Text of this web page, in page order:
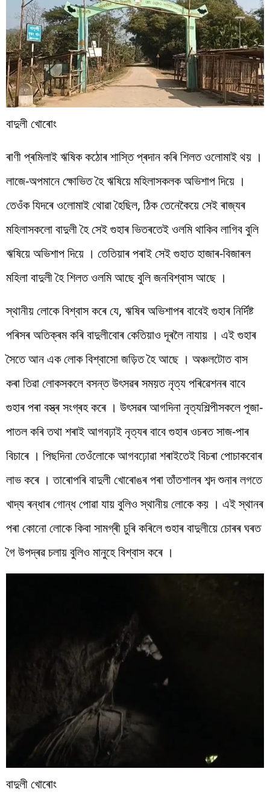
বাদুলী খোৰোং
ৰাণী প্ৰমিলাই ঋষিক কঠোৰ শাস্তি প্ৰদান কৰি শিলত ওলোমাই থয় ।
লাজে-অপমানে ক্ষোভিত হৈ ঋষিয়ে মহিলাসকলক অভিশাপ দিয়ে ।
তেওঁক যিদৰে ওলোমাই থোৱা হৈছিল, ঠিক তেনেকৈয়ে সেই ৰাজ্যৰ
মহিলাসকলো বাদুলী হৈ সেই গুহাৰ ভিতৰতেই ওলমি থাকিব লাগিব বুলি
ঋষিয়ে অভিশাপ দিয়ে । তেতিয়াৰ পৰাই সেই গুহাত হাজাৰ-বিজাৰল
মহিলা বাদুলী হৈ শিলত ওলমি আছে বুলি জনবিশ্বাস আছে ।
স্থানীয় লোকে বিশ্বাস কৰে যে, ঋষিৰ অভিশাপৰ বাবেই গুহাৰ নিৰ্দিষ্ট
পৰিসৰ অতিক্ৰম কৰি বাদুলীবোৰ কেতিয়াও দূৰলৈ নাযায় । এই গুহাৰ
সৈতে আন এক লোক বিশ্বাসো জড়িত হৈ আছে । অঞ্চলটোত বাস
কৰা তিৱা লোকসকলে বসন্ত উৎসৱৰ সময়ত নৃত্য পৰিৱেশনৰ বাবে
গুহাৰ পৰা বস্ত্ৰ সংগ্ৰহ কৰে । উৎসৱৰ আগদিনা নৃত্যশিল্পীসকলে পূজা-
পাতল কৰি তথা শৰাই আগবঢ়াই নৃত্যৰ বাবে গুহাৰ ওচৰত সাজ-পাৰ
বিচাৰে । পিছদিনা তেওঁলোকে আগবঢ়োৱা শৰাইতেই বিচৰা পোচাকবোৰ
লাভ কৰে । তাৰোপৰি বাদুলী খোৰোঙৰ পৰা তাঁতশালৰ শব্দ শুনাৰ লগতে
খাদ্য ৰন্ধাৰ গোন্ধ পোৱা যায় বুলিও স্থানীয় লোকে কয় । এই স্থানৰ
পৰা কোনো লোকে কিবা সামগ্ৰী চুৰি কৰিলে গুহাৰ বাদুলীয়ে চোৰৰ ঘৰত
গৈ উপদ্ৰৱ চলায় বুলিও মানুহে বিশ্বাস কৰে ।
বাদুলী খোৰোং